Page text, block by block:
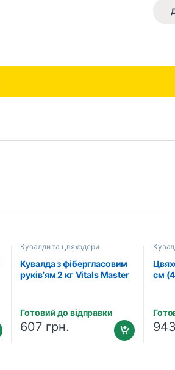
Кувалди та цвяходери
Кувалда з фібергласовим
руків’ям 2 кг Vitals Master
Готовий до відправки
607 грн.
см
943